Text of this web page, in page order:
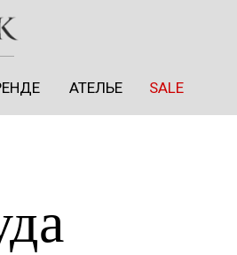
АТЕЛЬЕ SALE